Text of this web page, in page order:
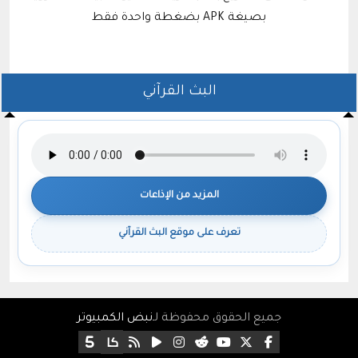
بصيغة APK بضغطة واحدة فقط
البث القرآني
المزيد من الإذاعات
تعرف على موقع البث القرآني
جميع الحقوق محفوظة لـنبض الكمبيوتر